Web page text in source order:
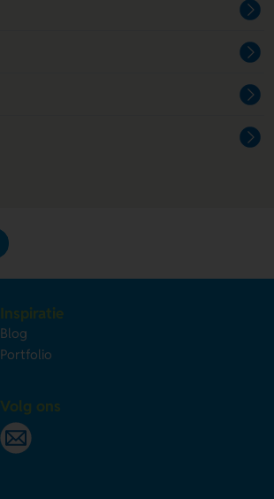
Inspiratie
Blog
Portfolio
Volg ons